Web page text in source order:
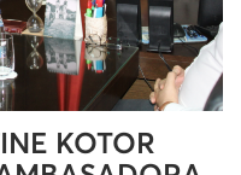
KOTOR